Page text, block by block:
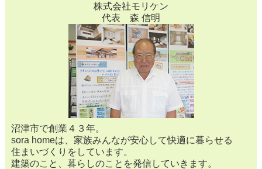
株式会社モリケン
代表 森 信明
沼津市で創業４３年。
sora homeは、家族みんなが安心して快適に暮らせる
住まいづくりをしています。
建築のこと、暮らしのことを発信していきます。